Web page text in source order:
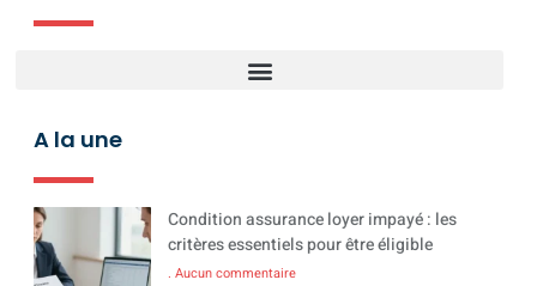
A la une
Condition assurance loyer impayé : les
critères essentiels pour être éligible
Aucun commentaire